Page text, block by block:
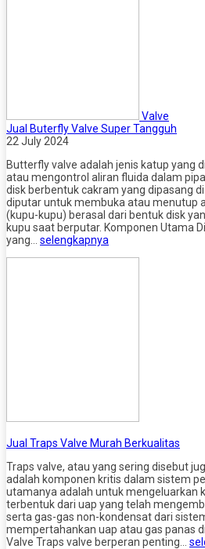
Valve
Jual Buterfly Valve Super Tangguh
22 July 2024
Butterfly valve adalah jenis katup yang
atau mengontrol aliran fluida dalam
disk berbentuk cakram yang dipasang
diputar untuk membuka atau menutup
(kupu-kupu) berasal dari bentuk disk
kupu saat berputar. Komponen Utama
yang… selengkapnya
Jual Traps Valve Murah Berkualitas
Traps valve, atau yang sering disebut
adalah komponen kritis dalam sistem
utamanya adalah untuk mengeluarkan
terbentuk dari uap yang telah
serta gas-gas non-kondensat dari
mempertahankan uap atau gas panas
Valve Traps valve berperan penting…